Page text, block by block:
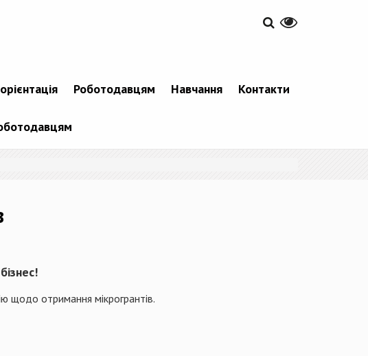
Роботодавцям Навчання Контакти
щодо отримання мікрогрантів.